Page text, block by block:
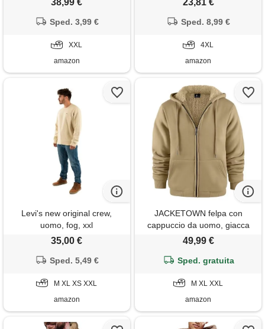
primaverili ed autunnali, felpa
con cappuccio calda(f, 2xl)
38,99 €
Sped. 3,99 €
XXL
amazon
lunghe cappotti tasca
lavoro sport coulisse casual,
rosa, xxxxl
23,81 €
Sped. 8,99 €
4XL
amazon
Levi's new original crew,
uomo, fog, xxl
35,00 €
Sped. 5,49 €
M XL XS XXL
amazon
JACKETOWN felpa con
cappuccio da uomo, giacca
con cerniera, invernale in pile
e cappuccio
49,99 €
Sped. gratuita
M XL XXL
amazon